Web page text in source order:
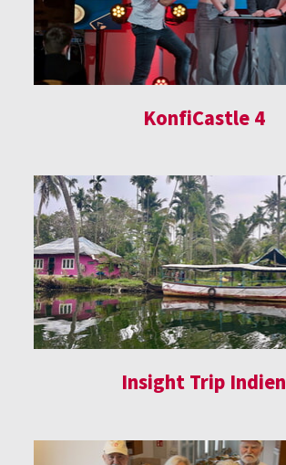
KonfiCastle 4
Insight Trip Indien